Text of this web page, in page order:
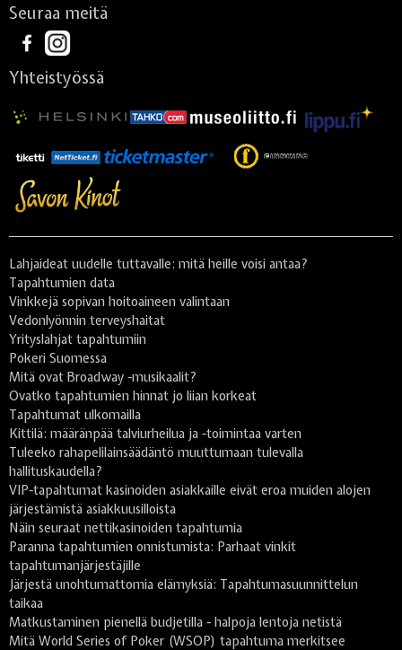
Seuraa meitä
Yhteistyössä
Lahjaideat uudelle tuttavalle: mitä heille voisi antaa?
Tapahtumien data
Vinkkejä sopivan hoitoaineen valintaan
Vedonlyönnin terveyshaitat
Yrityslahjat tapahtumiin
Pokeri Suomessa
Mitä ovat Broadway -musikaalit?
Ovatko tapahtumien hinnat jo liian korkeat
Tapahtumat ulkomailla
Kittilä: määränpää talviurheilua ja -toimintaa varten
Tuleeko rahapelilainsäädäntö muuttumaan tulevalla
hallituskaudella?
VIP-tapahtumat kasinoiden asiakkaille eivät eroa muiden alojen
järjestämistä asiakkuusilloista
Näin seuraat nettikasinoiden tapahtumia
Paranna tapahtumien onnistumista: Parhaat vinkit
tapahtumanjärjestäjille
Järjestä unohtumattomia elämyksiä: Tapahtumasuunnittelun
taikaa
Matkustaminen pienellä budjetilla - halpoja lentoja netistä
Mitä World Series of Poker (WSOP) tapahtuma merkitsee